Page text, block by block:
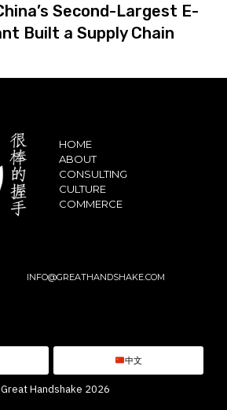
Second-Largest E-
Built a Supply Chain
HOME
ABOUT
CONSULTING
CULTURE
COMMERCE
INFO@GREATHANDSHAKE.COM
中文
Handshake 2026